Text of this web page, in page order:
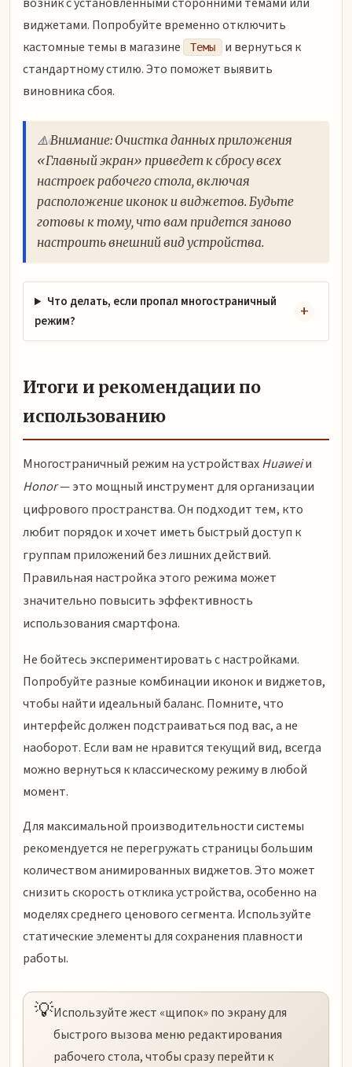
виджетами. Попробуйте временно отключить
кастомные темы в магазине
Темы
и вернуться к
стандартному стилю. Это поможет выявить
виновника сбоя.
⚠️ Внимание: Очистка данных приложения
«Главный экран» приведет к сбросу всех
настроек рабочего стола, включая
расположение иконок и виджетов. Будьте
готовы к тому, что вам придется заново
настроить внешний вид устройства.
Что делать, если пропал многостраничный
режим?
Итоги и рекомендации по
использованию
Многостраничный режим на устройствахHuaweiи
Honor— это мощный инструмент для организации
цифрового пространства. Он подходит тем, кто
любит порядок и хочет иметь быстрый доступ к
группам приложений без лишних действий.
Правильная настройка этого режима может
значительно повысить эффективность
использования смартфона.
Не бойтесь экспериментировать с настройками.
Попробуйте разные комбинации иконок и виджетов,
чтобы найти идеальный баланс. Помните, что
интерфейс должен подстраиваться под вас, а не
наоборот. Если вам не нравится текущий вид, всегда
можно вернуться к классическому режиму в любой
момент.
Для максимальной производительности системы
рекомендуется не перегружать страницы большим
количеством анимированных виджетов. Это может
снизить скорость отклика устройства, особенно на
моделях среднего ценового сегмента. Используйте
статические элементы для сохранения плавности
работы.
💡Используйте жест «щипок» по экрану для
быстрого вызова меню редактирования
рабочего стола, чтобы сразу перейти к